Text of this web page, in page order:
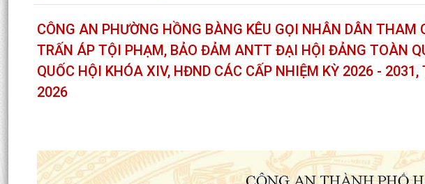
CÔNG AN PHƯỜNG HỒNG BÀNG KÊU GỌI NHÂN DÂN
TRẤN ÁP TỘI PHẠM, BẢO ĐẢM ANTT ĐẠI HỘI ĐẢNG TOÀN
QUỐC HỘI KHÓA XIV, HĐND CÁC CẤP NHIỆM KỲ 2026 -
2026